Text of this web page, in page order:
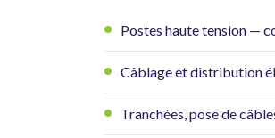
Postes haute tension —
Câblage et distribution
Tranchées, pose de